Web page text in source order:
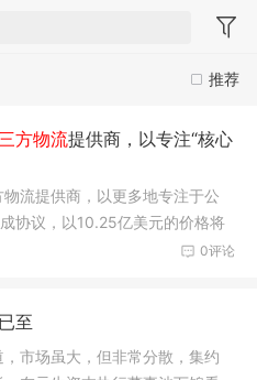
推荐
方物流提供商，以专注“核心
流提供商，以更多地专注于公
协议，以10.25亿美元的价格将
0评论
至
市场虽大，但非常分散，集约